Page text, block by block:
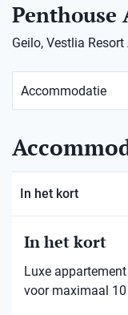
Penthouse
Geilo, Vestlia Resort
In het kort
In het kort
Luxe
voor maximaal 10